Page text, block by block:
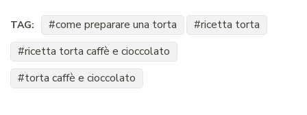
TAG: come preparare una torta
ricetta torta
ricetta torta caffè e cioccolato
torta caffè e cioccolato